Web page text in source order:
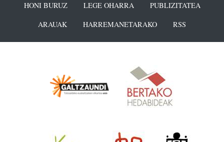
HONI BURUZ LEGE OHARRA
PUBLIZITATEA
ARAUAK
HARREMANETARAKO RSS